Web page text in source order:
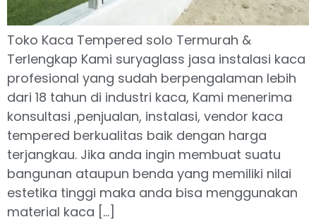
Toko Kaca Tempered solo Termurah &
Terlengkap Kami suryaglass jasa instalasi kaca
profesional yang sudah berpengalaman lebih
dari 18 tahun di industri kaca, Kami menerima
konsultasi ,penjualan, instalasi, vendor kaca
tempered berkualitas baik dengan harga
terjangkau. Jika anda ingin membuat suatu
bangunan ataupun benda yang memiliki nilai
estetika tinggi maka anda bisa menggunakan
material kaca […]